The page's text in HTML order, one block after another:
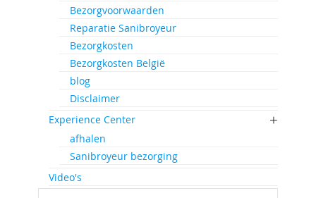
Bezorgvoorwaarden
Reparatie Sanibroyeur
Bezorgkosten
Bezorgkosten België
blog
Disclaimer
Experience Center
afhalen
Sanibroyeur bezorging
Video's